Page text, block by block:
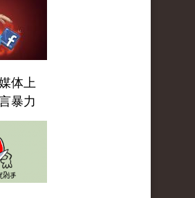
体上
暴力